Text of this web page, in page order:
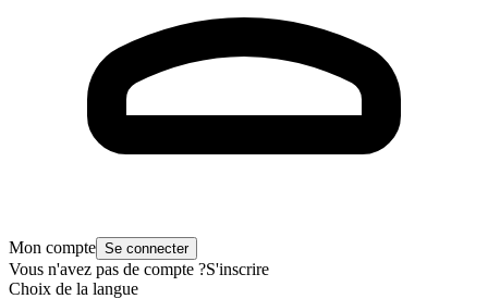
Mon compte Se connecter
Vous n'avez pas de compte ?S'inscrire
Choix de la langue